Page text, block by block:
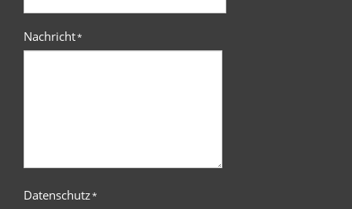
Nachricht*
Datenschutz*